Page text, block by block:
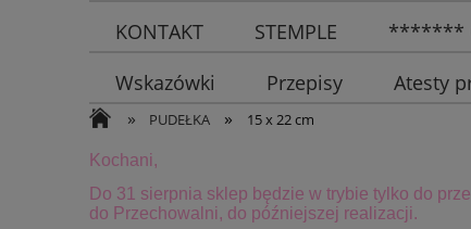
KONTAKT
STEMPLE *******
Wskazówki
Przepisy Atesty
» PUDEŁKA » 15 x 22 cm
Kochani,
Do 31 sierpnia sklep będzie w trybie tylko do
do Przechowalni, do późniejszej realizacji.